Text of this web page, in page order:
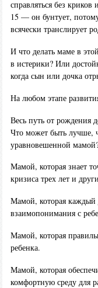
справляться без
15 — он бунтует,
всячески транслирует
И что делать маме в
в истерики? Или
когда сын или дочка
На любом этапе
Весь путь от рождения
Что может быть лучше,
уравновешенной
Мамой, которая знает
кризиса трех лет и
Мамой, которая каждый
взаимопонимания с
Мамой, которая
ребенка.
Мамой, которая
комфортную среду для